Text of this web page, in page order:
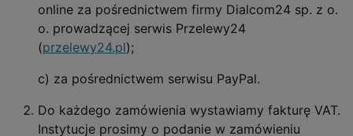
online za pośrednictwem firmy Dialcom24 sp. z o.
o. prowadzącej serwis Przelewy24
(przelewy24.pl);
c) za pośrednictwem serwisu PayPal.
Do każdego zamówienia wystawiamy fakturę VAT.
Instytucje prosimy o podanie w zamówieniu